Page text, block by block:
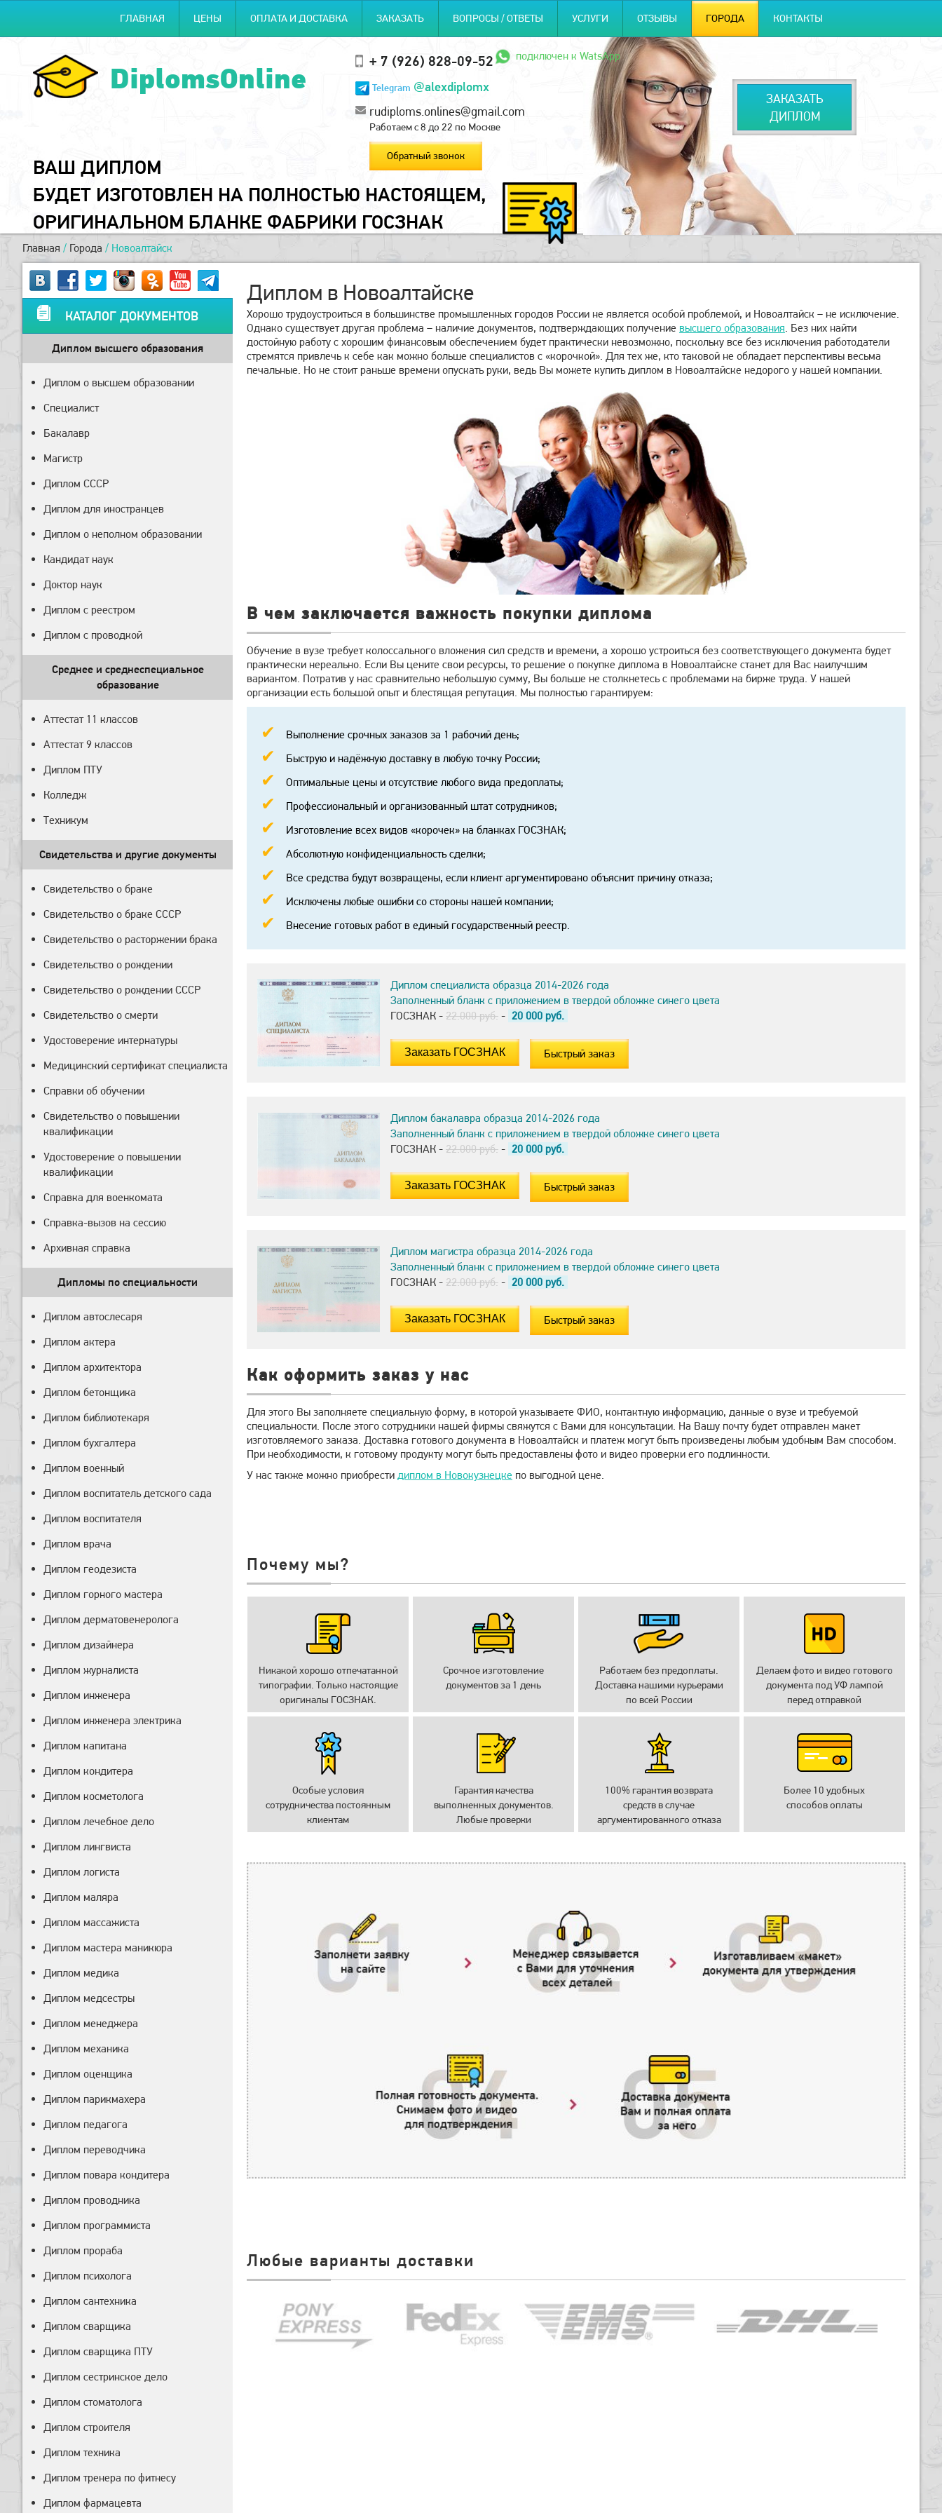
ГЛАВНАЯ ЦЕНЫ ОПЛАТА И ДОСТАВКА ЗАКАЗАТЬ ВОПРОСЫ / ОТВЕТЫ УСЛУГИ ОТЗЫВЫ ГОРОДА КОНТАКТЫ
DiplomsOnline + 7 (926) 828-09-52 подключен к WatsApp
Telegram @alexdiplomx
rudiploms.onlines@gmail.com
Работаем с 8 до 22 по Москве
Обратный звонок
ЗАКАЗАТЬ
ДИПЛОМ
ВАШ ДИПЛОМ
БУДЕТ ИЗГОТОВЛЕН НА ПОЛНОСТЬЮ НАСТОЯЩЕМ,
ОРИГИНАЛЬНОМ БЛАНКЕ ФАБРИКИ ГОСЗНАК
Главная / Города / Новоалтайск
Диплом в Новоалтайске
Хорошо трудоустроиться в большинстве промышленных городов России не является особой проблемой, и Новоалтайск – не исключение.
Однако существует другая проблема – наличие документов, подтверждающих получение высшего образования. Без них найти
достойную работу с хорошим финансовым обеспечением будет практически невозможно, поскольку все без исключения работодатели
стремятся привлечь к себе как можно больше специалистов с «корочкой». Для тех же, кто таковой не обладает перспективы весьма
печальные. Но не стоит раньше времени опускать руки, ведь Вы можете купить диплом в Новоалтайске недорого у нашей компании.
В чем заключается важность покупки диплома
Обучение в вузе требует колоссального вложения сил средств и времени, а хорошо устроиться без соответствующего документа будет
практически нереально. Если Вы цените свои ресурсы, то решение о покупке диплома в Новоалтайске станет для Вас наилучшим
вариантом. Потратив у нас сравнительно небольшую сумму, Вы больше не столкнетесь с проблемами на бирже труда. У нашей
организации есть большой опыт и блестящая репутация. Мы полностью гарантируем:
Выполнение срочных заказов за 1 рабочий день;
Быструю и надёжную доставку в любую точку России;
Оптимальные цены и отсутствие любого вида предоплаты;
Профессиональный и организованный штат сотрудников;
Изготовление всех видов «корочек» на бланках ГОСЗНАК;
Абсолютную конфиденциальность сделки;
Все средства будут возвращены, если клиент аргументировано объяснит причину отказа;
Исключены любые ошибки со стороны нашей компании;
Внесение готовых работ в единый государственный реестр.
Диплом специалиста образца 2014-2026 года
Заполненный бланк с приложением в твердой обложке синего цвета
ГОСЗНАК - 22.000 руб. - 20 000 руб.
Быстрый заказ
Диплом бакалавра образца 2014-2026 года
Заполненный бланк с приложением в твердой обложке синего цвета
ГОСЗНАК - 22.000 руб. - 20 000 руб.
Быстрый заказ
Диплом магистра образца 2014-2026 года
Заполненный бланк с приложением в твердой обложке синего цвета
ГОСЗНАК - 22.000 руб. - 20 000 руб.
Быстрый заказ
Как оформить заказ у нас
Для этого Вы заполняете специальную форму, в которой указываете ФИО, контактную информацию, данные о вузе и требуемой
специальности. После этого сотрудники нашей фирмы свяжутся с Вами для консультации. На Вашу почту будет отправлен макет
изготовляемого заказа. Доставка готового документа в Новоалтайск и платеж могут быть произведены любым удобным Вам способом.
При необходимости, к готовому продукту могут быть предоставлены фото и видео проверки его подлинности.
У нас также можно приобрести диплом в Новокузнецке по выгодной цене.
Почему мы?
Никакой хорошо отпечатанной
типографии. Только настоящие
оригиналы ГОСЗНАК.
Срочное изготовление
документов за 1 день
Работаем без предоплаты.
Доставка нашими курьерами
по всей России
Делаем фото и видео готового
документа под УФ лампой
перед отправкой
Особые условия
сотрудничества постоянным
клиентам
Гарантия качества
выполненных документов.
Любые проверки
100% гарантия возврата
средств в случае
аргументированного отказа
Более 10 удобных
способов оплаты
Любые варианты доставки
КАТАЛОГ ДОКУМЕНТОВ
Диплом высшего образования
Диплом о высшем образовании
Специалист
Бакалавр
Магистр
Диплом СССР
Диплом для иностранцев
Диплом о неполном образовании
Кандидат наук
Доктор наук
Диплом с реестром
Диплом с проводкой
Среднее и среднеспециальное
образование
Аттестат 11 классов
Аттестат 9 классов
Диплом ПТУ
Колледж
Техникум
Свидетельства и другие документы
Свидетельство о браке
Свидетельство о браке СССР
Свидетельство о расторжении брака
Свидетельство о рождении
Свидетельство о рождении СССР
Свидетельство о смерти
Удостоверение интернатуры
Медицинский сертификат специалиста
Справки об обучении
Свидетельство о повышении
квалификации
Удостоверение о повышении
квалификации
Справка для военкомата
Справка-вызов на сессию
Архивная справка
Дипломы по специальности
Диплом автослесаря
Диплом актера
Диплом архитектора
Диплом бетонщика
Диплом библиотекаря
Диплом бухгалтера
Диплом военный
Диплом воспитатель детского сада
Диплом воспитателя
Диплом врача
Диплом геодезиста
Диплом горного мастера
Диплом дерматовенеролога
Диплом дизайнера
Диплом журналиста
Диплом инженера
Диплом инженера электрика
Диплом капитана
Диплом кондитера
Диплом косметолога
Диплом лечебное дело
Диплом лингвиста
Диплом логиста
Диплом маляра
Диплом массажиста
Диплом мастера маникюра
Диплом медика
Диплом медсестры
Диплом менеджера
Диплом механика
Диплом оценщика
Диплом парикмахера
Диплом педагога
Диплом переводчика
Диплом повара кондитера
Диплом проводника
Диплом программиста
Диплом прораба
Диплом психолога
Диплом сантехника
Диплом сварщика
Диплом сварщика ПТУ
Диплом сестринское дело
Диплом стоматолога
Диплом строителя
Диплом техника
Диплом тренера по фитнесу
Диплом фармацевта